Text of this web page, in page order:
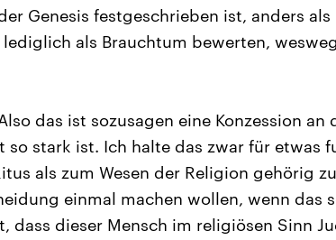
Genesis festgeschrieben ist, anders
als Brauchtum bewerten,
das ist sozusagen eine Konzession
so stark ist. Ich halte das zwar für etwas
als zum Wesen der Religion gehörig
einmal machen wollen, wenn das
dass dieser Mensch im religiösen Sinn